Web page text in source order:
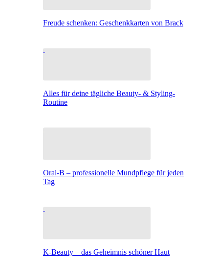
Freude schenken: Geschenkkarten von Brack
Alles für deine tägliche Beauty- & Styling-
Routine
Oral-B – professionelle Mundpflege für jeden
Tag
K-Beauty – das Geheimnis schöner Haut